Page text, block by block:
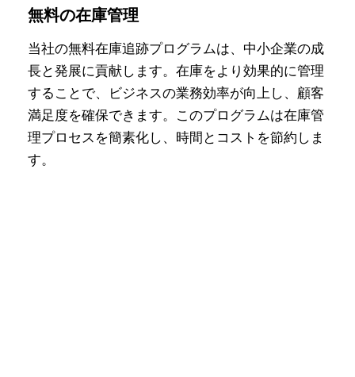
無料の在庫管理
当社の無料在庫追跡プログラムは、中小企業の成
長と発展に貢献します。在庫をより効果的に管理
することで、ビジネスの業務効率が向上し、顧客
満足度を確保できます。このプログラムは在庫管
理プロセスを簡素化し、時間とコストを節約しま
す。